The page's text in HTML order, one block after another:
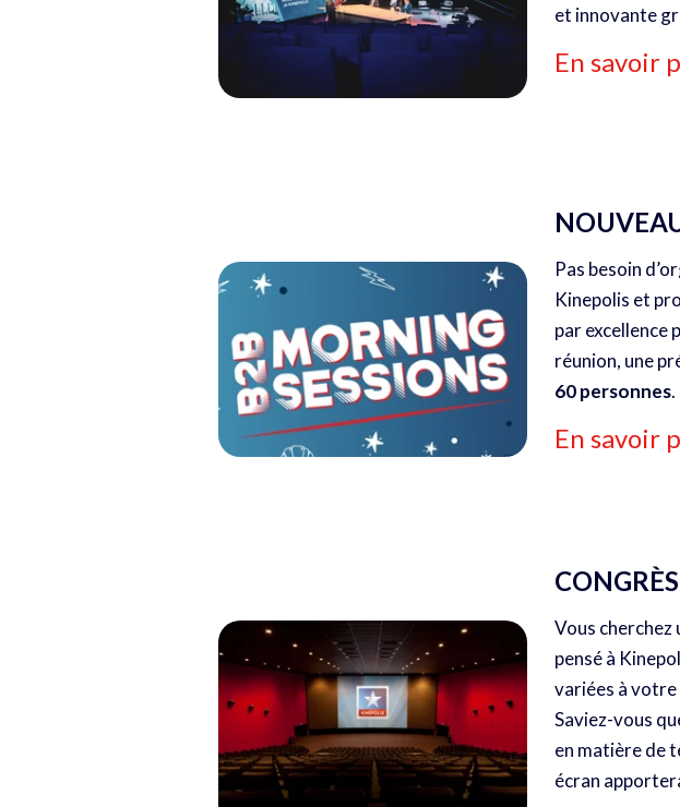
et innovante
En savoir
Pas besoin
Kinepolis et
par excellence
réunion, une
60 personnes.
En savoir
Vous cherchez
pensé à
variées à
Saviez-vous
en matière de
écran